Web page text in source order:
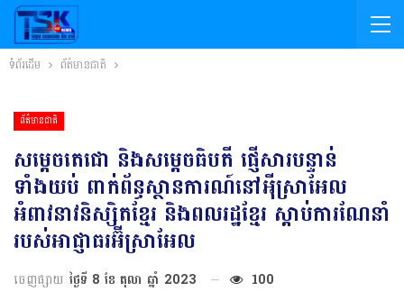
ទំព័រដើម ព័ត៌មានជាតិ
ព័ត៌មានជាតិ
សម្តេចតេជោ និងសម្តេចធិបតី ផ្ញើសារបន្ទាន់
ទាំងយប់ ពាក់ព័ន្ធស្ថានការណ៍នៅអ៉ីស្រាអែល
អំពាវនាវនិស្សិតខ្មែរ និងពលរដ្ឋខ្មែរ ស្តាប់ការណែនាំ
របស់អាជ្ញាធរអ៊ីស្រាអែល
ចេញផ្សាយ ថ្ងៃទី 8 ខែ តុលា ឆ្នាំ 2023 100